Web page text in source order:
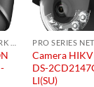
Camera
DS-
LI(SU)